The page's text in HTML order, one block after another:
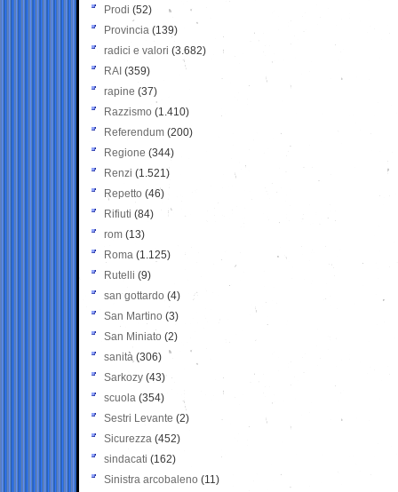
Prodi (52)
Provincia (139)
radici e valori (3.682)
RAI (359)
rapine (37)
Razzismo (1.410)
Referendum (200)
Regione (344)
Renzi (1.521)
Repetto (46)
Rifiuti (84)
rom (13)
Roma (1.125)
Rutelli (9)
san gottardo (4)
San Martino (3)
San Miniato (2)
sanità (306)
Sarkozy (43)
scuola (354)
Sestri Levante (2)
Sicurezza (452)
sindacati (162)
Sinistra arcobaleno (11)